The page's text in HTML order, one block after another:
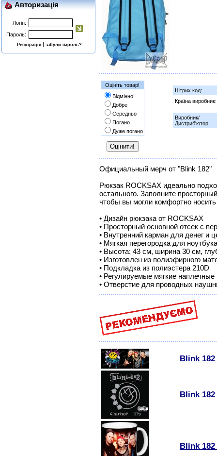
Авторизація
Логін:
Пароль:
Реєстрація |забули пароль?
Оцініть товар!
Відмінно!
Добре
Середньо
Погано
Дуже погано
Штрих код:
Країна виробник:
Виробник/
Дистриб'ютор:
Официальный мерч от "Blink 182"
Рюкзак ROCKSAX идеально
остального. Заполните
чтобы вы могли комфортно
• Дизайн рюкзака от ROCKSAX
• Просторный основной отсек с
• Внутренний карман для денег и
• Мягкая перегородка для
• Высота: 43 см, ширина 30 см,
• Изготовлен из полиэфирного
• Подкладка из полиэстера 210D
• Регулируемые мягкие
• Отверстие для проводных
Blink
Blink
Blink